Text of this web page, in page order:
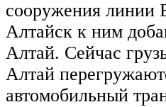
сооружения
Алтайск к ним
Алтай. Сейчас
Алтай
автомобильный